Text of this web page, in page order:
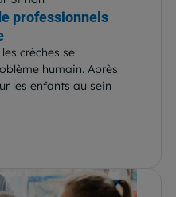
professionnels
crèches se
humain. Après
les enfants au sein